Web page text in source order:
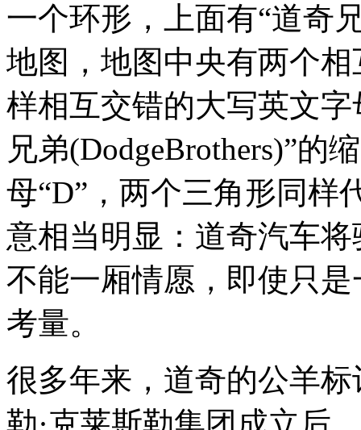
一个环形，上面有“道奇
地图，地图中央有两个
样相互交错的大写英文字
兄弟(DodgeBrothers)”的
母“D”，两个三角形同样
意相当明显：道奇汽车
不能一厢情愿，即使只
考量。
很多年来，道奇的公羊